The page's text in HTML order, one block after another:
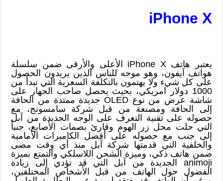
iPhone X
يعتبر هاتف iPhone X الأعلى والأرقى ضمن سلسلة
هواتف آيفون، وهو موجه للناس الذين يريدون الحصول
على كل شيء ولا يهتمون بالتكلفة السعرية التي تبدأ من
1000 دولار امريكي، بحيث يحصل صاحب الجهاز على
شاشة عرض من نوع OLED جديدة ممتدة من الحافة
إلى الحافة ومصنعة من قبل شركة سامسونج، مع
حصوله على تقنية التعرف على الوجه الجديدة من آبل
التي حلت محل زر الهوم وقارئ بصمات الأصابع، جنباً
إلى جنب مع حصوله على أفضل الكاميرات الأمامية
والخلفية التي قدمتها شركة آبل منذ أي وقت مضى
ضمن هاتف ذكي، وميزة الشحن اللاسلكي والتمتع بميزة
animoji الجديدة من آبل التي قد تؤدي إلى زيادة
الفضول حول الهاتف من قبل الأشخاص المختلفين،